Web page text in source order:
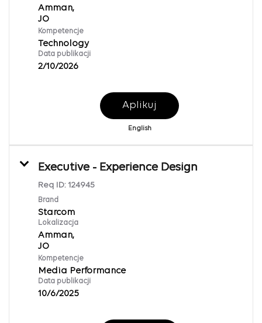
Amman,
Kompetencje
Technology
Data publikacji
2/10/2026
Aplikuj
English
Executive - Experience Design
Req ID: 124945
Brand
Starcom
Lokalizacja
Amman,
Kompetencje
Media Performance
Data publikacji
10/6/2025